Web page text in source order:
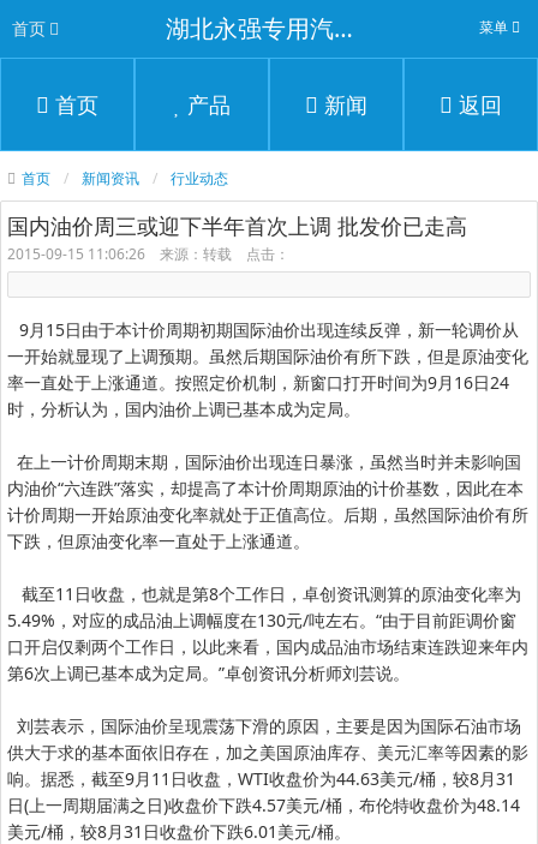
首页 湖北永强专用汽车有限公司 菜单
首页 产品 新闻 返回
首页 新闻资讯 行业动态
国内油价周三或迎下半年首次上调 批发价已走高
2015-09-15 11:06:26 来源：转载 点击：
9月15日由于本计价周期初期国际油价出现连续反弹，新一轮调价从
一开始就显现了上调预期。虽然后期国际油价有所下跌，但是原油变化
率一直处于上涨通道。按照定价机制，新窗口打开时间为9月16日24
时，分析认为，国内油价上调已基本成为定局。
在上一计价周期末期，国际油价出现连日暴涨，虽然当时并未影响国
内油价“六连跌”落实，却提高了本计价周期原油的计价基数，因此在本
计价周期一开始原油变化率就处于正值高位。后期，虽然国际油价有所
下跌，但原油变化率一直处于上涨通道。
截至11日收盘，也就是第8个工作日，卓创资讯测算的原油变化率为
5.49%，对应的成品油上调幅度在130元/吨左右。“由于目前距调价窗
口开启仅剩两个工作日，以此来看，国内成品油市场结束连跌迎来年内
第6次上调已基本成为定局。”卓创资讯分析师刘芸说。
刘芸表示，国际油价呈现震荡下滑的原因，主要是因为国际石油市场
供大于求的基本面依旧存在，加之美国原油库存、美元汇率等因素的影
响。据悉，截至9月11日收盘，WTI收盘价为44.63美元/桶，较8月31
日(上一周期届满之日)收盘价下跌4.57美元/桶，布伦特收盘价为48.14
美元/桶，较8月31日收盘价下跌6.01美元/桶。